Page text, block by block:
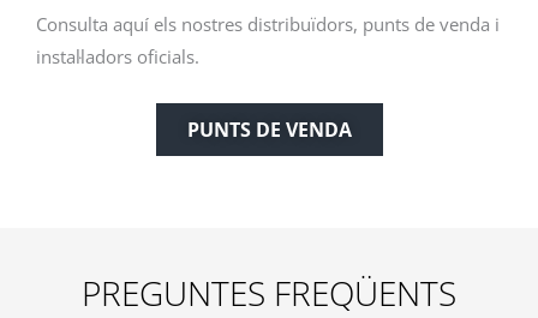
Consulta aquí els nostres distribuïdors, punts de venda i
instal·ladors oficials.
PUNTS DE VENDA
PREGUNTES FREQÜENTS